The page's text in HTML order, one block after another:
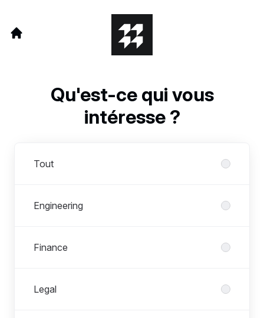
Qu'est-ce qui vous
intéresse ?
Tout
Engineering
Finance
Legal